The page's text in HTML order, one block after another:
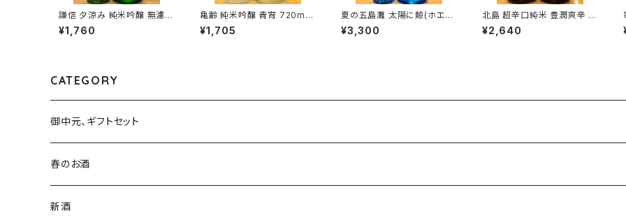
謙信 夕涼み 純米吟醸 無濾過
生 720ml１本（池田屋酒造・
新潟県糸魚川市新鉄）
¥1,760
亀齢 純米吟醸 青宵 720ml１
本（亀齢酒造・広島県東広島
市西条本町）
¥1,705
夏の五島灘 太陽に鯨(ホエー
ル) 1800ml１本（五島灘酒
造・長崎県南松浦郡新上五島
¥3,300
北島 超辛口純米 豊潤爽辛 火
入 1800ml１本（北島酒造・滋
賀県湖南市針）
¥2,640
CATEGORY
御中元、ギフトセット
春のお酒
新酒